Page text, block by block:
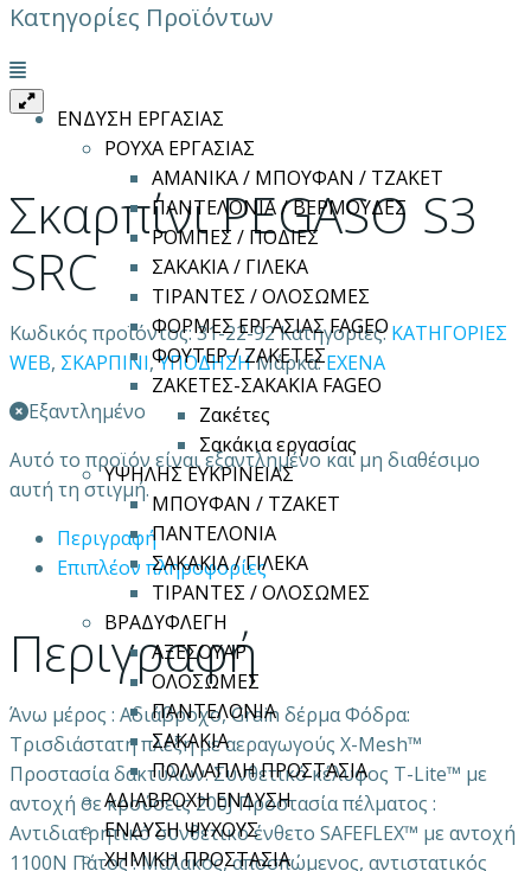
Κατηγορίες Προϊόντων
Μενού
ΕΝΔΥΣΗ ΕΡΓΑΣΙΑΣ
ΡΟΥΧΑ ΕΡΓΑΣΙΑΣ
ΑΜΑΝΙΚΑ / ΜΠΟΥΦΑΝ / ΤΖΑΚΕΤ
ΠΑΝΤΕΛΟΝΙΑ / ΒΕΡΜΟΥΔΕΣ
ΡΟΜΠΕΣ / ΠΟΔΙΕΣ
ΣΑΚΑΚΙΑ / ΓΙΛΕΚΑ
ΤΙΡΑΝΤΕΣ / ΟΛΟΣΩΜΕΣ
ΦΟΡΜΕΣ ΕΡΓΑΣΙΑΣ FAGEO
ΦΟΥΤΕΡ / ΖΑΚΕΤΕΣ
ΖΑΚΕΤΕΣ-ΣΑΚΑΚΙΑ FAGEO
Ζακέτες
Σακάκια εργασίας
ΥΨΗΛΗΣ ΕΥΚΡΙΝΕΙΑΣ
ΜΠΟΥΦΑΝ / ΤΖΑΚΕΤ
ΠΑΝΤΕΛΟΝΙΑ
ΣΑΚΑΚΙΑ / ΓΙΛΕΚΑ
ΤΙΡΑΝΤΕΣ / ΟΛΟΣΩΜΕΣ
ΒΡΑΔΥΦΛΕΓΗ
ΑΞΕΣΟΥΑΡ
ΟΛΟΣΩΜΕΣ
ΠΑΝΤΕΛΟΝΙΑ
ΣΑΚΑΚΙΑ
ΠΟΛΛΑΠΛΗ ΠΡΟΣΤΑΣΙΑ
ΑΔΙΑΒΡΟΧΗ ΕΝΔΥΣΗ
ΕΝΔΥΣΗ ΨΥΧΟΥΣ
ΧΗΜΙΚΗ ΠΡΟΣΤΑΣΙΑ
Σκαρπίνι PEGASO S3
SRC
Κωδικός προϊόντος:31-22-92Κατηγορίες:ΚΑΤΗΓΟΡΙΕΣ
WEB, ΣΚΑΡΠΙΝΙ,ΥΠΟΔΗΣΗΜάρκα:EXENA
Εξαντλημένο
Αυτό το προϊόν είναι εξαντλημένο και μη διαθέσιμο
αυτή τη στιγμή.
Περιγραφή
Επιπλέον πληροφορίες
Περιγραφή
Άνω μέρος : Αδιάβροχο, Grain δέρμα Φόδρα:
Τρισδιάστατη πλέξη με αεραγωγούς X-Mesh™
Προστασία δακτύλων: Συνθετικό κέλυφος T-Lite™ με
αντοχή σε κρούσεις 200J Προστασία πέλματος :
Αντιδιατρητικό συνθετικό ένθετο SAFEFLEX™ με αντοχή
1100N Πάτος : Μαλακός, αποσπώμενος, αντιστατικός